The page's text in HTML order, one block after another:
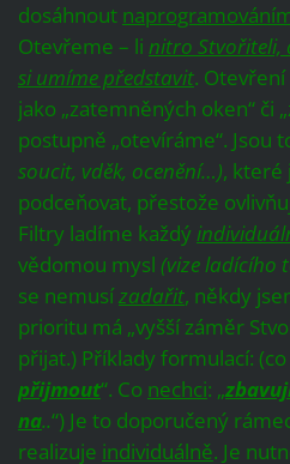
dosáhnout
Otevřeme – li nitro Stvořiteli,
si umíme představit.
jako „zatemněných oken“ či
postupně „otevíráme“. Jsou
soucit, vděk, ocenění…), které
podceňovat, přestože
Filtry ladíme každý
vědomou mysl (vize ladícího
se nemusízadařit, někdy
prioritu má „vyšší záměr
přijat.) Příklady formulací: (co
přijmout“. Co nechci: „
na..“) Je to doporučený
realizuje individuálně. Je